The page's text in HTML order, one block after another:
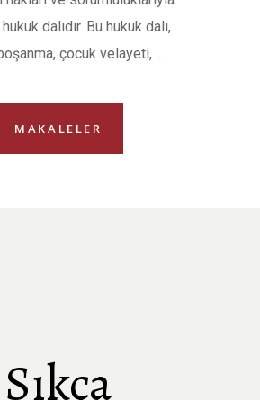
dalıdır. Bu hukuk dalı,
çocuk velayeti,
MAKALELER
Sıkça